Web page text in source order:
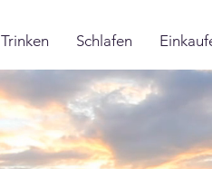
Trinken Schlafen